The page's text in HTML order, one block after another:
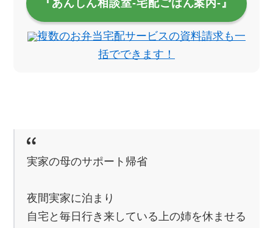
『あんしん相談室‐宅配ごはん案内‐』
複数のお弁当宅配サービスの資料請求も一
括でできます！
実家の母のサポート帰省
夜間実家に泊まり
自宅と毎日行き来している上の姉を休ませる